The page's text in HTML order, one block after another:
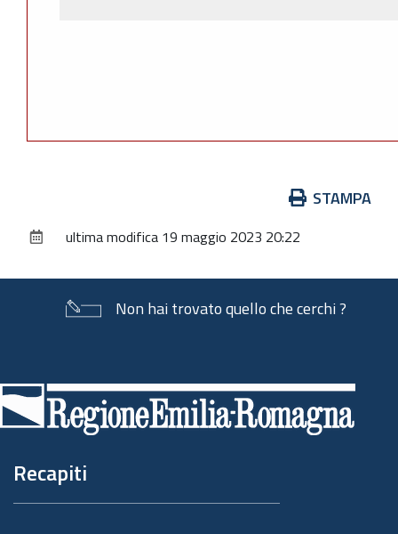
documento
STAMPA
ultima modifica 19 maggio 2023 20:22
Non hai trovato quello che cerchi ?
di
pagina
Recapiti